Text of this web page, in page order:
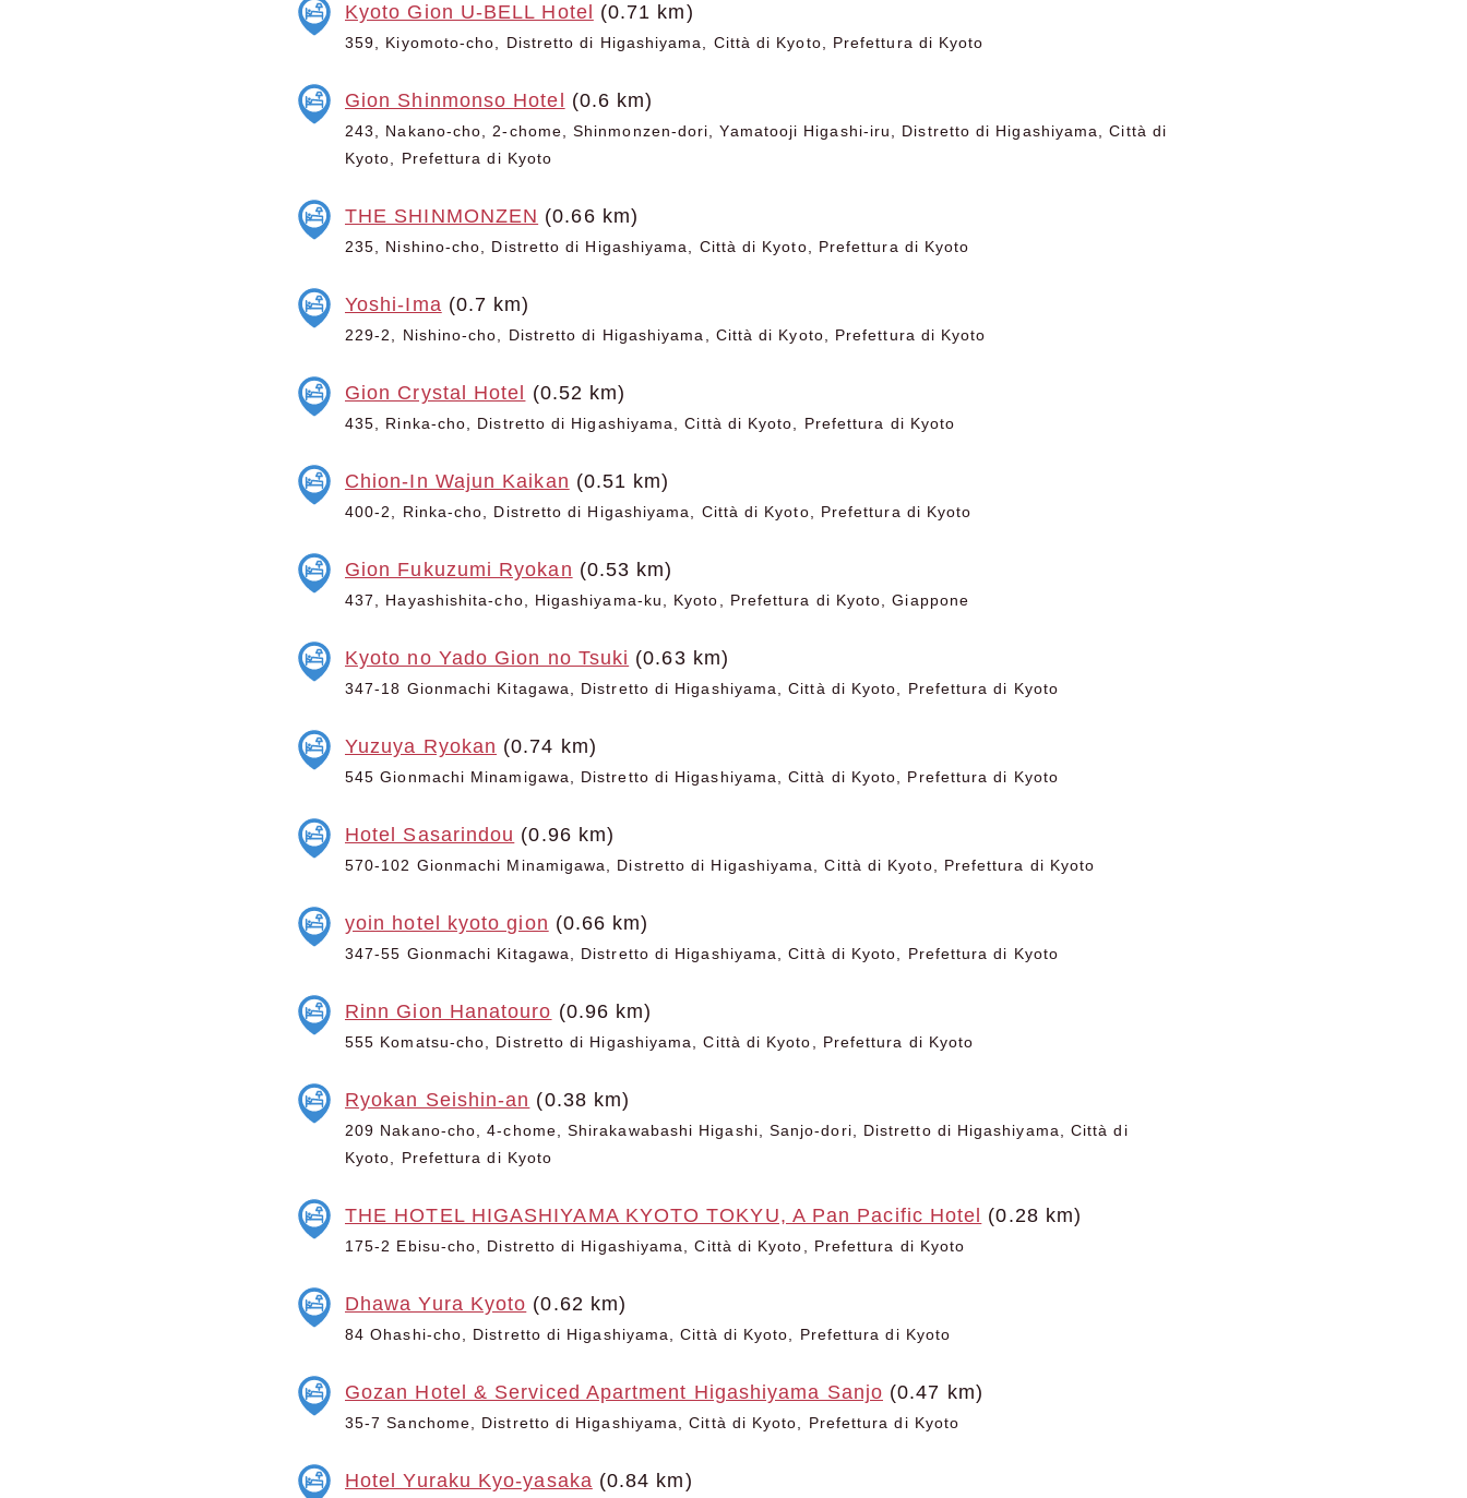
Kyoto Gion U-BELL Hotel (0.71 km)
359, Kiyomoto-cho, Distretto di Higashiyama, Città di Kyoto, Prefettura di Kyoto
Gion Shinmonso Hotel (0.6 km)
243, Nakano-cho, 2-chome, Shinmonzen-dori, Yamatooji Higashi-iru, Distretto di Higashiyama, Città di
Kyoto, Prefettura di Kyoto
THE SHINMONZEN (0.66 km)
235, Nishino-cho, Distretto di Higashiyama, Città di Kyoto, Prefettura di Kyoto
Yoshi-Ima (0.7 km)
229-2, Nishino-cho, Distretto di Higashiyama, Città di Kyoto, Prefettura di Kyoto
Gion Crystal Hotel (0.52 km)
435, Rinka-cho, Distretto di Higashiyama, Città di Kyoto, Prefettura di Kyoto
Chion-In Wajun Kaikan (0.51 km)
400-2, Rinka-cho, Distretto di Higashiyama, Città di Kyoto, Prefettura di Kyoto
Gion Fukuzumi Ryokan (0.53 km)
437, Hayashishita-cho, Higashiyama-ku, Kyoto, Prefettura di Kyoto, Giappone
Kyoto no Yado Gion no Tsuki (0.63 km)
347-18 Gionmachi Kitagawa, Distretto di Higashiyama, Città di Kyoto, Prefettura di Kyoto
Yuzuya Ryokan (0.74 km)
545 Gionmachi Minamigawa, Distretto di Higashiyama, Città di Kyoto, Prefettura di Kyoto
Hotel Sasarindou (0.96 km)
570-102 Gionmachi Minamigawa, Distretto di Higashiyama, Città di Kyoto, Prefettura di Kyoto
yoin hotel kyoto gion (0.66 km)
347-55 Gionmachi Kitagawa, Distretto di Higashiyama, Città di Kyoto, Prefettura di Kyoto
Rinn Gion Hanatouro (0.96 km)
555 Komatsu-cho, Distretto di Higashiyama, Città di Kyoto, Prefettura di Kyoto
Ryokan Seishin-an (0.38 km)
209 Nakano-cho, 4-chome, Shirakawabashi Higashi, Sanjo-dori, Distretto di Higashiyama, Città di
Kyoto, Prefettura di Kyoto
THE HOTEL HIGASHIYAMA KYOTO TOKYU, A Pan Pacific Hotel (0.28 km)
175-2 Ebisu-cho, Distretto di Higashiyama, Città di Kyoto, Prefettura di Kyoto
Dhawa Yura Kyoto (0.62 km)
84 Ohashi-cho, Distretto di Higashiyama, Città di Kyoto, Prefettura di Kyoto
Gozan Hotel & Serviced Apartment Higashiyama Sanjo (0.47 km)
35-7 Sanchome, Distretto di Higashiyama, Città di Kyoto, Prefettura di Kyoto
Hotel Yuraku Kyo-yasaka (0.84 km)